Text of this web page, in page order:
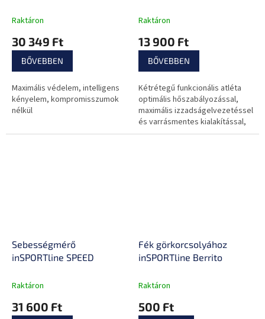
Trail sisak , Fidlock
napszemüveg tartó
Raktáron
30 349 Ft
BŐVEBBEN
Maximális védelem, intelligens
kényelem, kompromisszumok
nélkül
hőszigetelés,
szagképződést,
alkalmazkodó anyag
Raktáron
13 900 Ft
BŐVEBBEN
Kétrétegű funkcionális atléta
optimális hőszabályozással,
maximális izzadságelvezetéssel
és varrásmentes kialakítással,
alkalmas fizikailag megterhelő
Sebességmérő
inSPORTline SPEED
Raktáron
31 600 Ft
Fék görkorcsolyához
inSPORTline Berrito
Raktáron
500 Ft